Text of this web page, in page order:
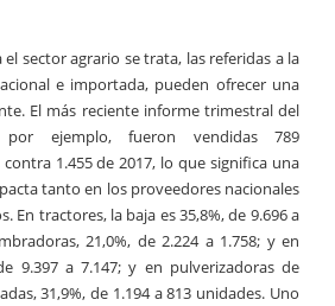
sector agrario se trata, las referidas a la
e importada, pueden ofrecer una
El más reciente informe trimestral del
por ejemplo, fueron vendidas 789
1.455 de 2017, lo que significa una
tanto en los proveedores nacionales
En tractores, la baja es 35,8%, de 9.696 a
21,0%, de 2.224 a 1.758; y en
9.397 a 7.147; y en pulverizadoras de
31,9%, de 1.194 a 813 unidades. Uno